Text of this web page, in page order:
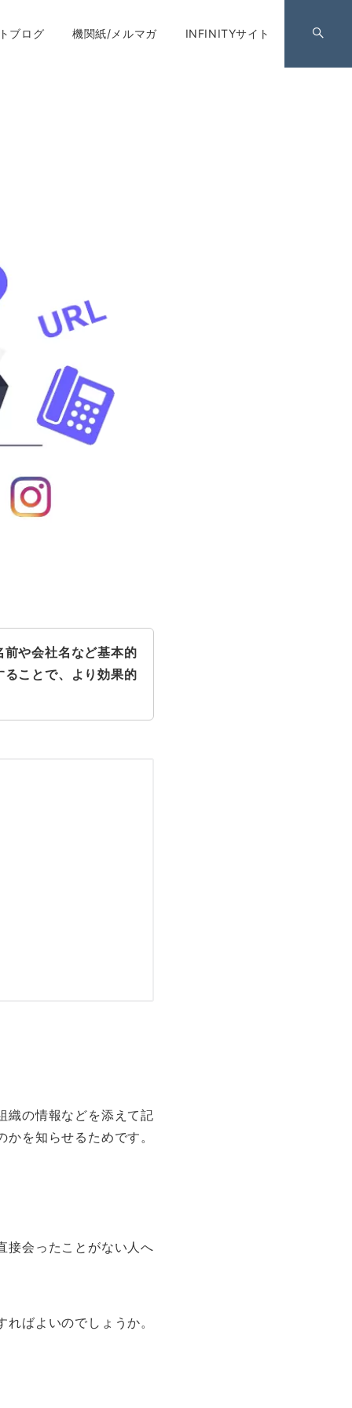
ブログ 機関紙/メルマガ INFINITYサイト
や会社名など基本的
ことで、より効果的
織の情報などを添えて記
を知らせるためです。
接会ったことがない人へ
ばよいのでしょうか。